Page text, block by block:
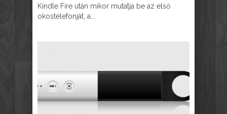
Kindle Fire után mikor mutatja be az első
okostelefonját, a...